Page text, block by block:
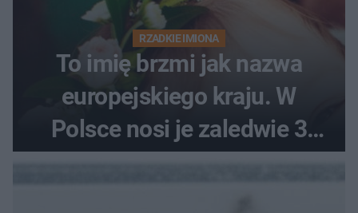
RZADKIE IMIONA
To imię brzmi jak nazwa
europejskiego kraju. W
Polsce nosi je zaledwie 3